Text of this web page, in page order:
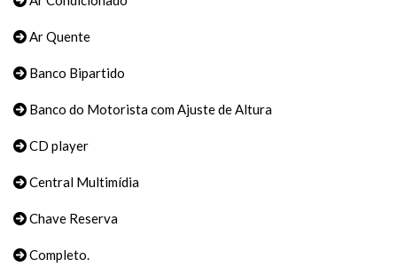
Ar Quente
Banco Bipartido
Banco do Motorista com Ajuste de Altura
CD player
Central Multimídia
Chave Reserva
Completo.